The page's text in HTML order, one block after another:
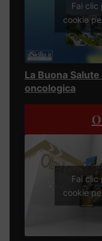
Fai clic
cookie
La Buona
oncologica
Fai clic
cookie